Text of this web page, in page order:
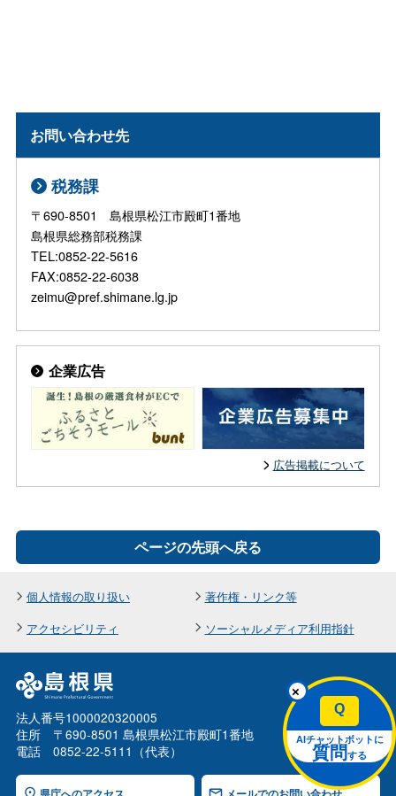
お問い合わせ先
税務課
〒690-8501 島根県松江市殿町1番地
島根県総務部税務課
TEL:0852-22-5616
FAX:0852-22-6038
zeimu@pref.shimane.lg.jp
企業広告
広告掲載について
ページの先頭へ戻る
個人情報の取り扱い
著作権・リンク等
アクセシビリティ
ソーシャルメディア利用指針
法人番号1000020320005
住所 〒690-8501 島根県松江市殿町1番地
電話 0852-22-5111（代表）
×
Q
AIチャットボットに
質問する